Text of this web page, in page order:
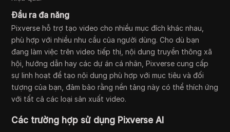
Đầu ra đa năng
Pixverse hỗ trợ tạo video cho nhiều mục đích khác nhau,
phù hợp với nhiều nhu cầu của người dùng. Cho dù bạn
đang làm việc trên video tiếp thị, nội dung truyền thông xã
hội, hướng dẫn hay các dự án cá nhân, Pixverse cung cấp
sự linh hoạt để tạo nội dung phù hợp với mục tiêu và đối
tượng của bạn, đảm bảo rằng nền tảng này có thể thích ứng
với tất cả các loại sản xuất video.
Các trường hợp sử dụng Pixverse AI